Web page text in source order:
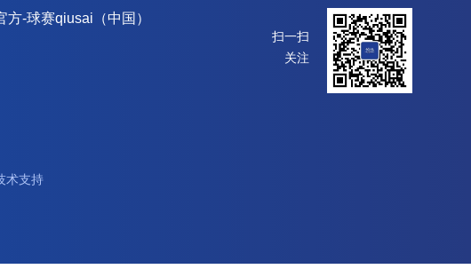
方-球赛qiusai（中国）
扫一扫
关注
术支持